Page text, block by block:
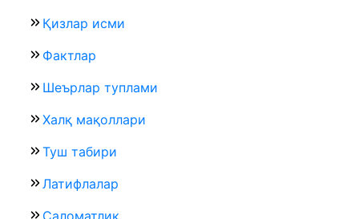
Қизлар исми
Фактлар
Шеърлар туплами
Халқ мақоллари
Туш табири
Латифлалар
Саломатлик